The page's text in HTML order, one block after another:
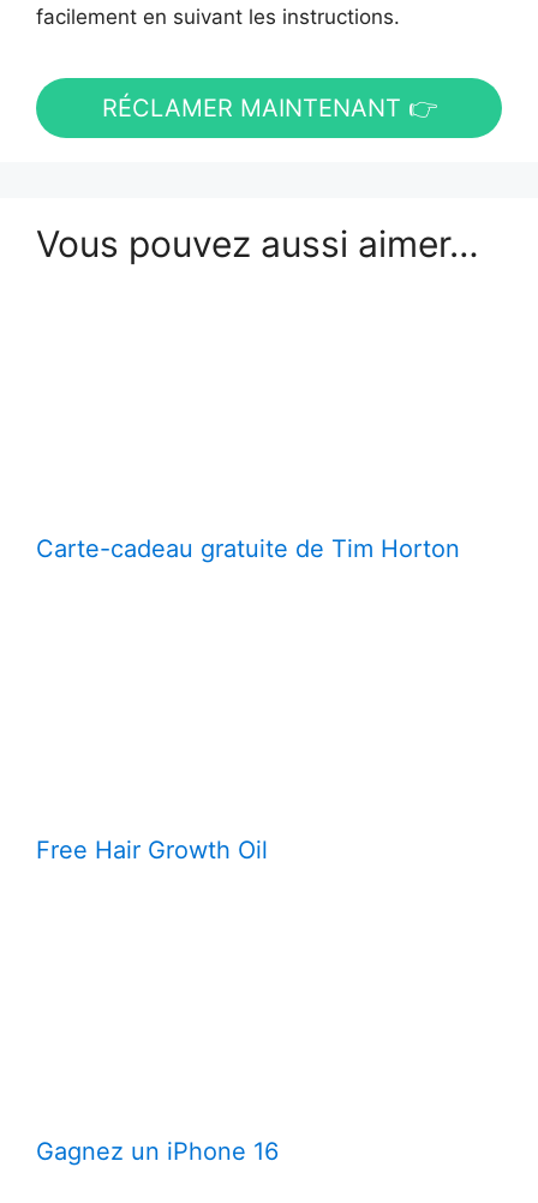
facilement en suivant les instructions.
RÉCLAMER MAINTENANT 👉
Vous pouvez aussi aimer…
Carte-cadeau gratuite de Tim Horton
Free Hair Growth Oil
Gagnez un iPhone 16